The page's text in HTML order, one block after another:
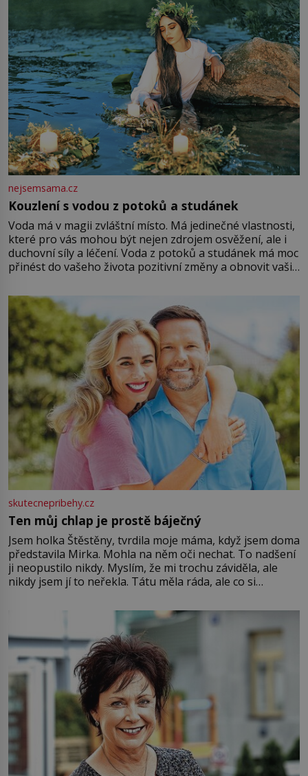
nejsemsama.cz
Kouzlení s vodou z potoků a studánek
Voda má v magii zvláštní místo. Má jedinečné vlastnosti,
které pro vás mohou být nejen zdrojem osvěžení, ale i
duchovní síly a léčení. Voda z potoků a studánek má moc
přinést do vašeho života pozitivní změny a obnovit vaši
můžete obohatit své rituály a přinést do svého života
větší harmonii a klid. Je důležité
skutecnepribehy.cz
Ten můj chlap je prostě báječný
Jsem holka Štěstěny, tvrdila moje máma, když jsem doma
představila Mirka. Mohla na něm oči nechat. To nadšení
ji neopustilo nikdy. Myslím, že mi trochu záviděla, ale
nikdy jsem jí to neřekla. Tátu měla ráda, ale co si
Jsme spolu moc rádi Tehdy byla jiná doba, když